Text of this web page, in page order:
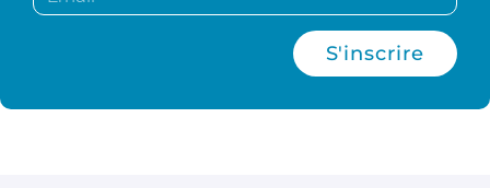
S'inscrire